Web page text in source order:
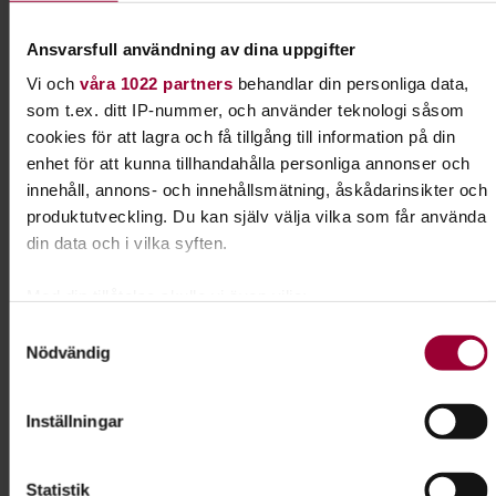
Ansvarsfull användning av dina uppgifter
Vi och våra 1022 partnersbehandlar din personliga data,
som t.ex. ditt IP-nummer, och använder teknologi såsom
cookies för att lagra och få tillgång till information på din
enhet för att kunna tillhandahålla personliga annonser och
innehåll, annons- och innehållsmätning, åskådarinsikter och
produktutveckling. Du kan själv välja vilka som får använda
din data och i vilka syften.
kan ha en noggrannhet på upp till flera meter
Ta reda på mer om hur dina personliga uppgifter behandlas
ändra eller dra tillbaka ditt samtycke när som helst från
Nödvändig
Inställningar
Statistik
Eva Ellmark
Folkbildningsutvecklare
Tillgänglighet & Jämlikhet
Skicka e-post
070-329 00 68
Målning
Utveckla din kreativa och konstnärliga sida med